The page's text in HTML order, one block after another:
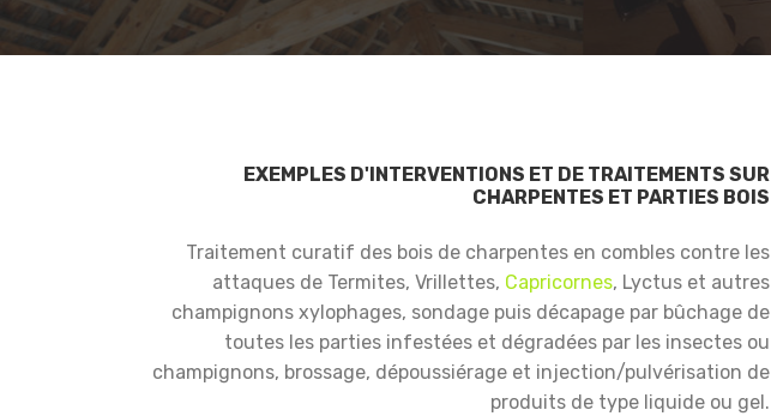
EXEMPLES D'INTERVENTIONS ET DE TRAITEMENTS SUR
CHARPENTES ET PARTIES BOIS
Traitement curatif des bois de charpentes en combles contre les
attaques de Termites, Vrillettes, Capricornes, Lyctus et autres
champignons xylophages, sondage puis décapage par bûchage de
toutes les parties infestées et dégradées par les insectes ou
champignons, brossage, dépoussiérage et injection/pulvérisation de
produits de type liquide ou gel.